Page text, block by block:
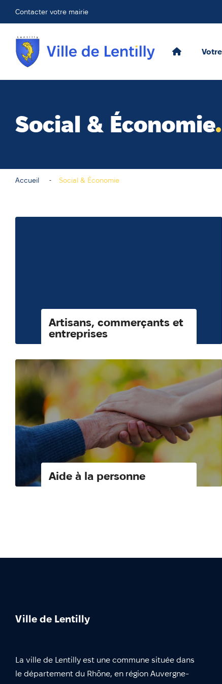
Contacter votre mairie
Social & Économie
Accueil Social & Économie
Artisans, commerçants et
entreprises
Aide à la personne
Ville de Lentilly
La ville de Lentilly est une commune située dans
le département du Rhône, en région Auvergne-